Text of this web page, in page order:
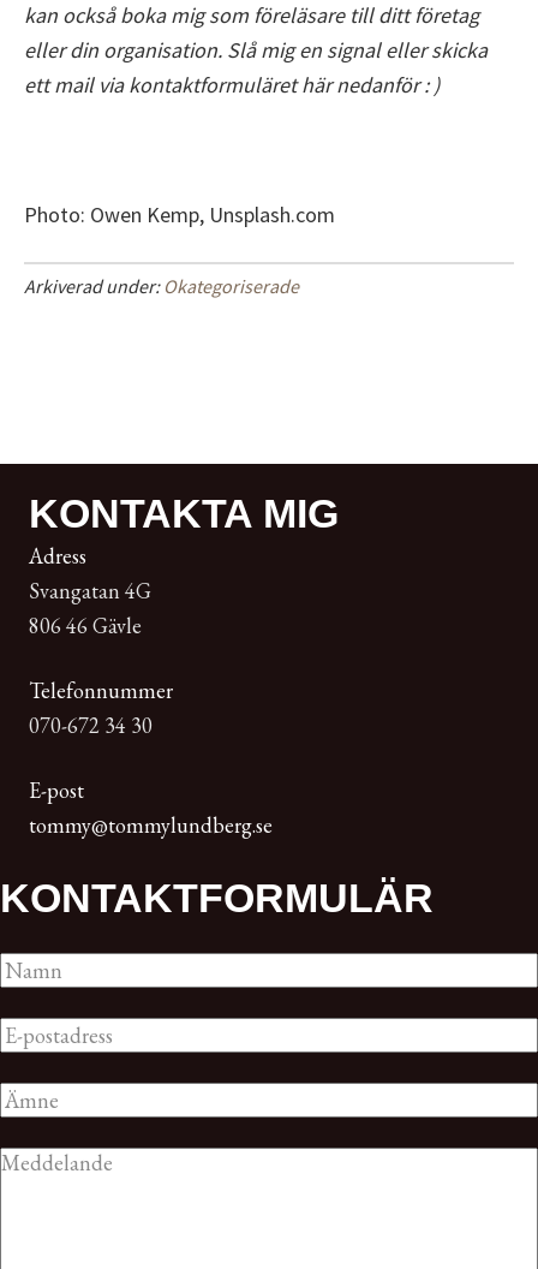
kan också boka mig som föreläsare till ditt företag
eller din organisation. Slå mig en signal eller skicka
ett mail via kontaktformuläret här nedanför : )
Photo: Owen Kemp, Unsplash.com
Arkiverad under: Okategoriserade
KONTAKTA MIG
Adress
Svangatan 4G
806 46 Gävle
Telefonnummer
070-672 34 30
E-post
tommy@tommylundberg.se
KONTAKT­FORMULÄR